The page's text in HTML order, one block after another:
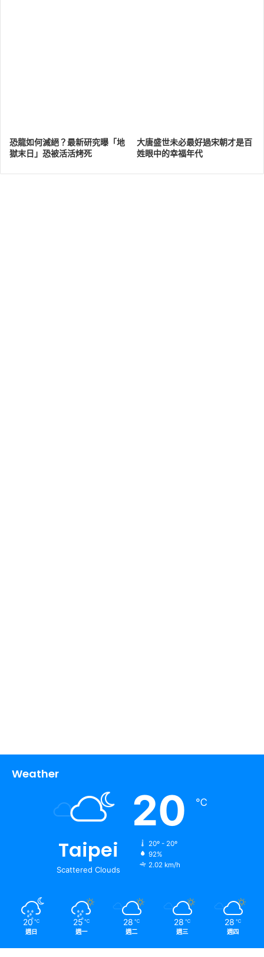
恐龍如何滅絕？最新研究曝「地
獄末日」恐被活活烤死
大唐盛世未必最好過宋朝才是百
姓眼中的幸福年代
Weather
Taipei
Scattered Clouds
20 ℃
20º - 20º
92%
2.02 km/h
20 ℃
週日
25 ℃
週一
28 ℃
週二
28 ℃
週三
28 ℃
週四